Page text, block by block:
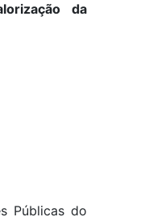
da
Públicas do